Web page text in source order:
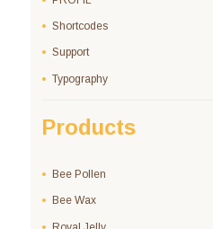
Shortcodes
Support
Typography
Products
Bee Pollen
Bee Wax